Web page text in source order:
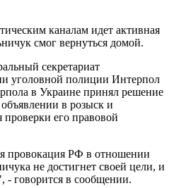
каналам идет активная
смог вернуться домой.
секретариат
уголовной полиции Интерпол
в Украине принял решение
в розыск и
его правовой
провокация РФ в отношении
не достигнет своей цели, и
- говорится в сообщении.